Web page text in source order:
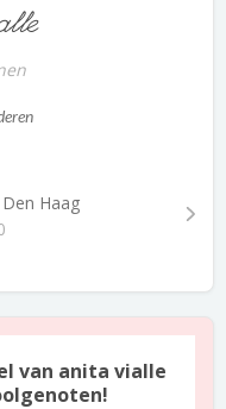
Den Haag
van anita vialle